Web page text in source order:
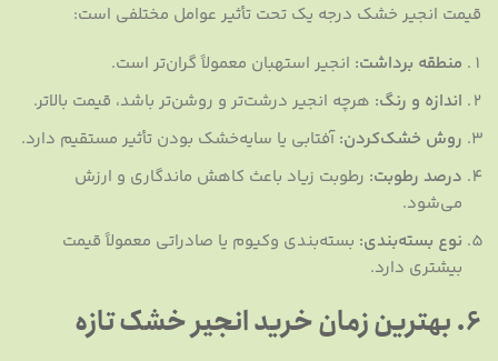
قیمت انجیر خشک درجه یک تحت تأثیر عوامل مختلفی است:
منطقه برداشت: انجیر استهبان معمولاً گران‌تر است.
اندازه و رنگ: هرچه انجیر درشت‌تر و روشن‌تر باشد، قیمت بالاتر.
روش خشک‌کردن:آفتابی یا سایه‌خشک بودن تأثیر مستقیم دارد.
درصد رطوبت: رطوبت زیاد باعث کاهش ماندگاری و ارزش
می‌شود.
نوع بسته‌بندی: بسته‌بندی وکیوم یا صادراتی معمولاً قیمت
بیشتری دارد.
۶. بهترین زمان خرید انجیر خشک تازه